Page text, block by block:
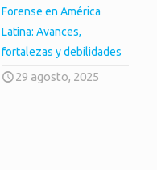
Forense en América
Latina: Avances,
fortalezas y debilidades
29 agosto, 2025